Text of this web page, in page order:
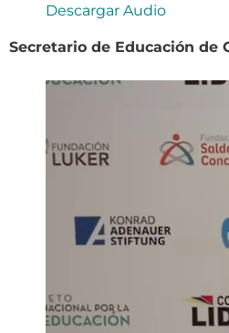
Descargar Audio
Secretario de Educación de